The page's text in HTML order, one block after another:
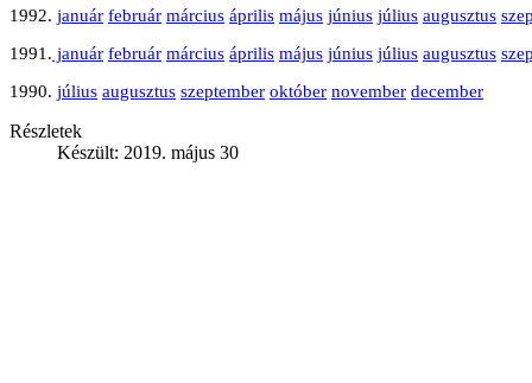
1992. január február március április május június július augusztus
1991. január február március április május június július augusztus
1990. július augusztus szeptember október november december
Részletek
Készült: 2019. május 30